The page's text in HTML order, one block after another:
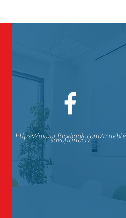
https://www.facebook.com/mueble
sdeoficinacr/